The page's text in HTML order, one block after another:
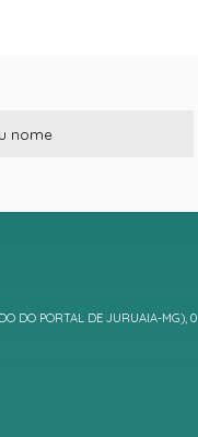
DO PORTAL DE JURUAIA-MG), 0